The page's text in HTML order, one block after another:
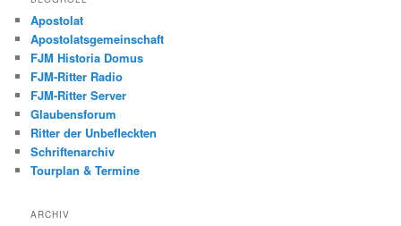
Apostolat
Apostolatsgemeinschaft
FJM Historia Domus
FJM-Ritter Radio
FJM-Ritter Server
Glaubensforum
Ritter der Unbefleckten
Schriftenarchiv
Tourplan & Termine
ARCHIV